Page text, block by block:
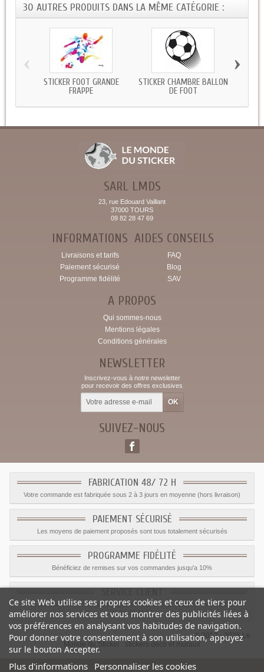
30 AUTRES PRODUITS DANS LA MÊME CATÉGORIE :
STICKER FOOT GRANDE
FRAPPE
STICKER CHAMBRE BALLON
DE FOOT
‹ ›
SARL LMDS
23, rue Edouard Vaillant
37000 TOURS
09 82 28 47 69
INFORMATIONS
Livraisons et tarifs
Paiement sécurisé
Programme fidélité
AIDES CONSEILS
FAQ
Blog
SAV
A PROPOS
Qui sommes-nous
Mentions légales
Conditions générales
NEWSLETTER
Inscrivez-vous à notre newsletter
pour recevoir des offres exclusives
SUIVEZ-NOUS
FABRICATION 48/ 72 H
Votre commande est fabriquée sous 2 à 3 jours en moyenne (hors livraison)
PAIEMENT SÉCURISÉ
Les moyens de paiement proposés sont tous totalement sécurisés
PROGRAMME FIDÉLITÉ
Bénéficiez de remises sur vos commandes jusqu'a 10%
Le service client est a votre disposition du lundi au vendredi de 8h à 17h
09.82.28.47.69.
© 2012 - 2026 Le
Monde du Sticker :
stickers déco et muraux
Ce site Web utilise ses propres cookies et ceux de tiers pour
améliorer nos services et vous montrer des publicités liées à
vos préférences en analysant vos habitudes de navigation.
Pour donner votre consentement à son utilisation, appuyez
sur le bouton Accepter.
Plus d'informations Personnaliser les cookies